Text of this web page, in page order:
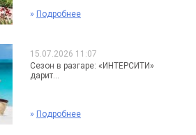
» Подробнее
15.07.2026 11:07
Сезон в разгаре: «ИНТЕРСИТИ»
дарит...
» Подробнее